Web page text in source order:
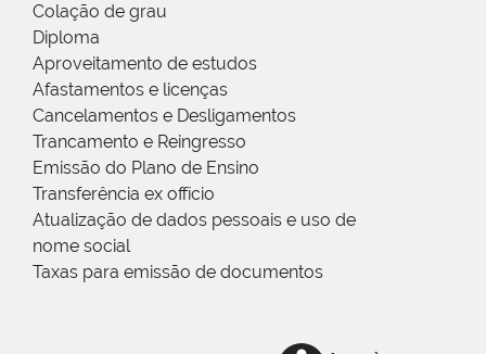
Colação de grau
Diploma
Aproveitamento de estudos
Afastamentos e licenças
Cancelamentos e Desligamentos
Trancamento e Reingresso
Emissão do Plano de Ensino
Transferência ex offício
Atualização de dados pessoais e uso de
nome social
Taxas para emissão de documentos